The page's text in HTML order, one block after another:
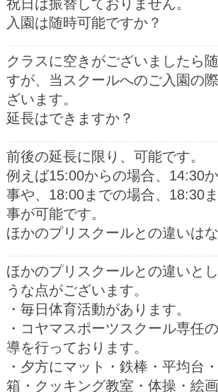
前後の延長に限り、可能です。
事や、18:00までの場合、18:30までに変更する
事が可能です。
ほかのプリスクールとの違いはなんですか？
ほかのプリスクールとの違いとしては下記のよ
うな点がございます。
・コヤマスポーツスクール専任の先生からの指
導を行っております。
・夕方にマット・鉄棒・平均台・縄跳び・跳び
箱・クッキング教室・体操・絵画・サイエン
ス・ダンスミュージックなど行っております。
（それぞれの専任の先生が来てくださいま
す）
・特別講師による追加料金などは一切ございま
せん。
公園に行くことはできますか？
はい、天気の良い日には近隣の公園へお散歩に
出かけ、外遊びを楽しむ時間を設けています。
季節を感じながら体を動かすことで、自然との
ふれあいと社会性の育成を大切にしています。